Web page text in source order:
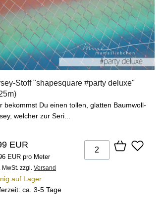
Stoff "shapesquare #party deluxe"
bekommst Du einen tollen, glatten Baumwoll-
welcher zur Seri...
EUR
EUR pro Meter
MwSt. zzgl. Versand
auf Lager
ca. 3-5 Tage